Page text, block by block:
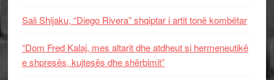
Sali Shijaku, “Diego Rivera” shqiptar i artit tonë kombëtar
“Dom Fred Kalaj, mes altarit dhe atdheut si hermeneutikë
e shpresës, kujtesës dhe shërbimit”